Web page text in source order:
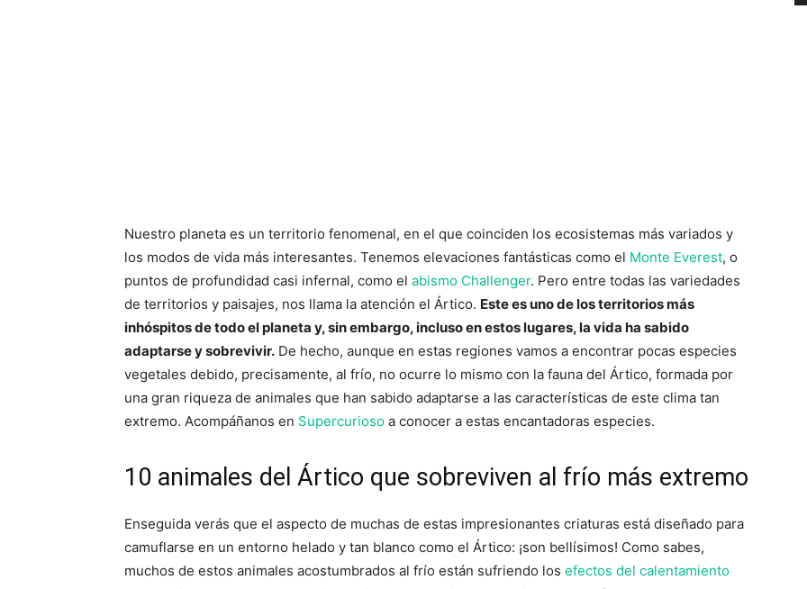
Nuestro planeta es un territorio fenomenal, en el que coinciden los ecosistemas más variados y
los modos de vida más interesantes. Tenemos elevaciones fantásticas como el Monte Everest, o
puntos de profundidad casi infernal, como el abismo Challenger. Pero entre todas las variedades
de territorios y paisajes, nos llama la atención el Ártico. Este es uno de los territorios más
inhóspitos de todo el planeta y, sin embargo, incluso en estos lugares, la vida ha sabido
adaptarse y sobrevivir. De hecho, aunque en estas regiones vamos a encontrar pocas especies
vegetales debido, precisamente, al frío, no ocurre lo mismo con la fauna del Ártico, formada por
una gran riqueza de animales que han sabido adaptarse a las características de este clima tan
extremo. Acompáñanos en Supercurioso a conocer a estas encantadoras especies.
10 animales del Ártico que sobreviven al frío más extremo
Enseguida verás que el aspecto de muchas de estas impresionantes criaturas está diseñado para
camuflarse en un entorno helado y tan blanco como el Ártico: ¡son bellísimos! Como sabes,
muchos de estos animales acostumbrados al frío están sufriendo los efectos del calentamiento